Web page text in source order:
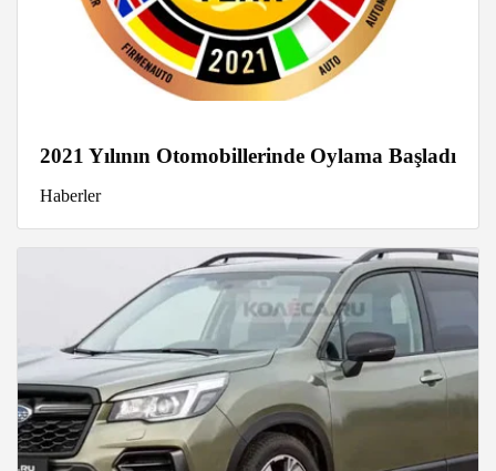
2021 Yılının Otomobillerinde Oylama Başladı
Haberler